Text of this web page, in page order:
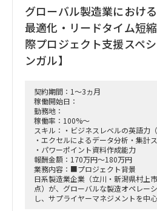
日本国内拠点（ハイブリッドワーク
最大12週間（プロジェクト進捗に応
グローバル製造業におけ
最適化・リードタイム短
際プロジェクト支援スペ
ンガル】
契約期間：1～3ヵ月
稼働開始日：
勤務地：
稼働率：100%～
スキル：・ビジネスレベルの英語力
・エクセルによるデータ分析・集計
・パワーポイント資料作成能力
報酬金額：170万円～180万円
業務内容：■プロジェクト背景
日系製造業企業（立川・新潟県村上
点）が、グローバルな製造オペレー
し、サプライヤーマネジメントを中